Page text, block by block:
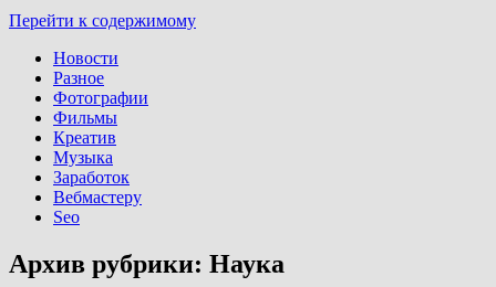
Перейти к содержимому
Новости
Разное
Фотографии
Фильмы
Креатив
Музыка
Заработок
Вебмастеру
Seo
Архив рубрики: Наука